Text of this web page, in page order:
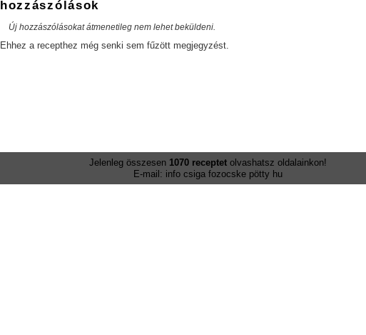
hozzászólások
Új hozzászólásokat átmenetileg nem lehet beküldeni.
Ehhez a recepthez még senki sem fűzött megjegyzést.
Jelenleg összesen 1070 receptet olvashatsz oldalainkon!
E-mail: info csiga fozocske pötty hu